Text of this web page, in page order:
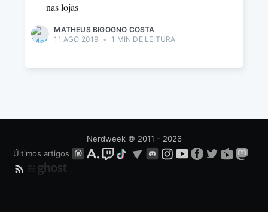
nas lojas
MATHEUS BIGOGNO COSTA
11 AGO 2019 • 1 MIN DE LEITURA
Nerdweek© 2011 - 2026
Últimos artigos